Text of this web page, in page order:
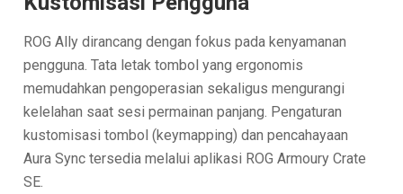
ROG Ally dirancang dengan fokus pada kenyamanan
pengguna. Tata letak tombol yang ergonomis
memudahkan pengoperasian sekaligus mengurangi
kelelahan saat sesi permainan panjang. Pengaturan
kustomisasi tombol (keymapping) dan pencahayaan
Aura Sync tersedia melalui aplikasi ROG Armoury Crate
SE.